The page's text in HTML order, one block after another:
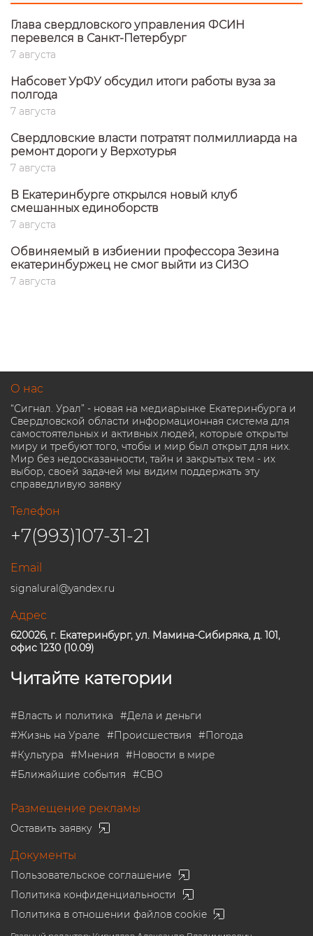
Глава свердловского управления ФСИН
перевелся в Санкт-Петербург
7 августа
Набсовет УрФУ обсудил итоги работы вуза за
полгода
7 августа
Свердловские власти потратят полмиллиарда на
ремонт дороги у Верхотурья
7 августа
В Екатеринбурге открылся новый клуб
смешанных единоборств
7 августа
Обвиняемый в избиении профессора Зезина
екатеринбуржец не смог выйти из СИЗО
7 августа
О нас
“Сигнал. Урал” - новая на медиарынке Екатеринбурга и
Свердловской области информационная система для
самостоятельных и активных людей, которые открыты
миру и требуют того, чтобы и мир был открыт для них.
Мир без недосказанности, тайн и закрытых тем - их
выбор, своей задачей мы видим поддержать эту
справедливую заявку
Телефон
+7(993)107-31-21
Email
signalural@yandex.ru
Адрес
620026, г. Екатеринбург, ул. Мамина-Сибиряка, д. 101,
офис 1230 (10.09)
Читайте категории
#Власть и политика #Дела и деньги
#Жизнь на Урале #Происшествия #Погода
#Культура #Мнения #Новости в мире
#Ближайшие события #СВО
Размещение рекламы
Оставить заявку
Документы
Пользовательское соглашение
Политика конфиденциальности
Политика в отношении файлов cookie